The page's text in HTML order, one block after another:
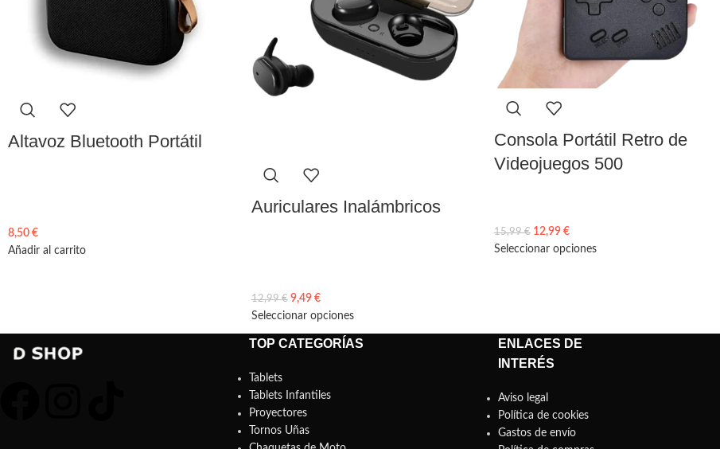
Altavoz Bluetooth Portátil
8,50 €
Añadir al carrito
Auriculares Inalámbricos
12,99€ 9,49 €
Seleccionar opciones
Consola Portátil Retro de
Videojuegos 500
15,99€ 12,99 €
Seleccionar opciones
TOP CATEGORÍAS
Tablets
Tablets Infantiles
Proyectores
Tornos Uñas
ENLACES DE
INTERÉS
Aviso legal
Política de cookies
Gastos de envío